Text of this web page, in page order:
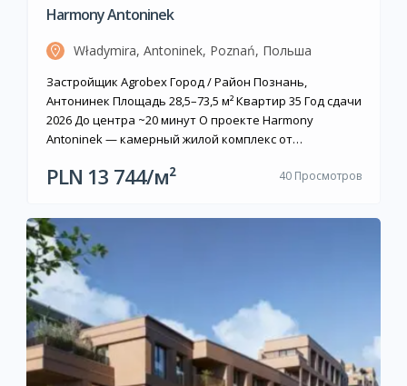
Harmony Antoninek
Władymira, Antoninek, Poznań, Польша
Застройщик Agrobex Город / Район Познань,
Антонинек Площадь 28,5–73,5 м² Квартир 35 Год сдачи
2026 До центра ~20 минут О проекте Harmony
Antoninek — камерный жилой комплекс от
на улице Władymira в районе Антонинек на востоке
35 квартир площадью от 28,5 до 73,5 м² — от […]
PLN 13 744/м² 40 Просмотров